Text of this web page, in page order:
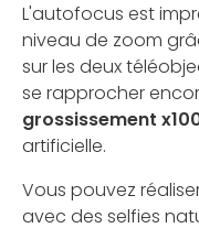
L'autofocus est
niveau de zoom
sur les deux
se rapprocher
grossissement
artificielle.
Vous pouvez
avec des selfies